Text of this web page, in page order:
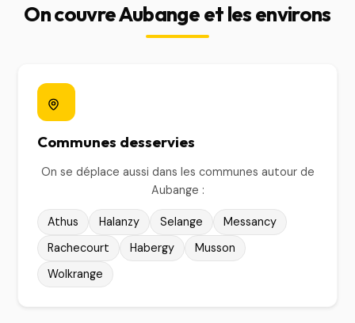
On couvre Aubange et les environs
Communes desservies
On se déplace aussi dans les communes autour de
Aubange :
Athus Halanzy Selange
Messancy
Rachecourt
Habergy
Musson
Wolkrange